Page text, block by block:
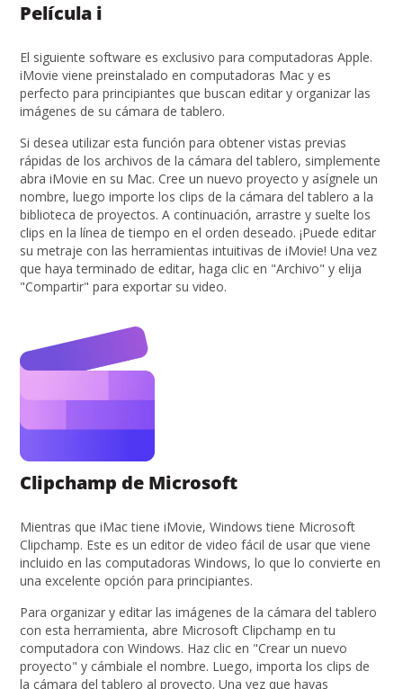
Película i
El siguiente software es exclusivo para computadoras Apple.
iMovie viene preinstalado en computadoras Mac y es
perfecto para principiantes que buscan editar y organizar las
imágenes de su cámara de tablero.
Si desea utilizar esta función para obtener vistas previas
rápidas de los archivos de la cámara del tablero, simplemente
abra iMovie en su Mac. Cree un nuevo proyecto y asígnele un
nombre, luego importe los clips de la cámara del tablero a la
biblioteca de proyectos. A continuación, arrastre y suelte los
clips en la línea de tiempo en el orden deseado. ¡Puede editar
su metraje con las herramientas intuitivas de iMovie! Una vez
que haya terminado de editar, haga clic en "Archivo" y elija
"Compartir" para exportar su video.
Clipchamp de Microsoft
Mientras que iMac tiene iMovie, Windows tiene Microsoft
Clipchamp. Este es un editor de video fácil de usar que viene
incluido en las computadoras Windows, lo que lo convierte en
una excelente opción para principiantes.
Para organizar y editar las imágenes de la cámara del tablero
con esta herramienta, abre Microsoft Clipchamp en tu
computadora con Windows. Haz clic en "Crear un nuevo
proyecto" y cámbiale el nombre. Luego, importa los clips de
la cámara del tablero al proyecto. Una vez que hayas